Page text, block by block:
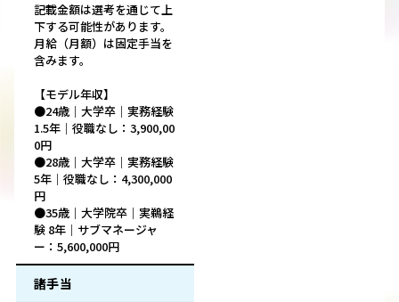
記載金額は選考を通じて上
下する可能性があります。
月給（月額）は固定手当を
含みます。
【モデル年収】
●24歳｜大学卒｜実務経験
1.5年｜役職なし：3,900,00
0円
●28歳｜大学卒｜実務経験
5年｜役職なし：4,300,000
円
●35歳｜大学院卒｜実鵜経
験 8年｜サブマネージャ
ー：5,600,000円
諸手当